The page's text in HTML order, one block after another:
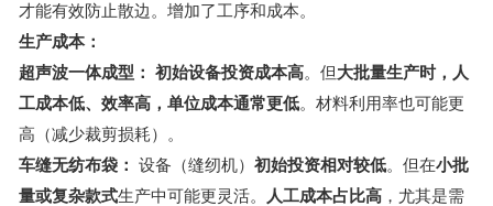
才能有效防止散边。增加了工序和成本。
生产成本：
超声波一体成型： 初始设备投资成本高。但大批量生产时，人
工成本低、效率高，单位成本通常更低。材料利用率也可能更
高（减少裁剪损耗）。
车缝无纺布袋： 设备（缝纫机） 初始投资相对较低。但在小批
量或复杂款式生产中可能更灵活。 人工成本占比高 ，尤其是需